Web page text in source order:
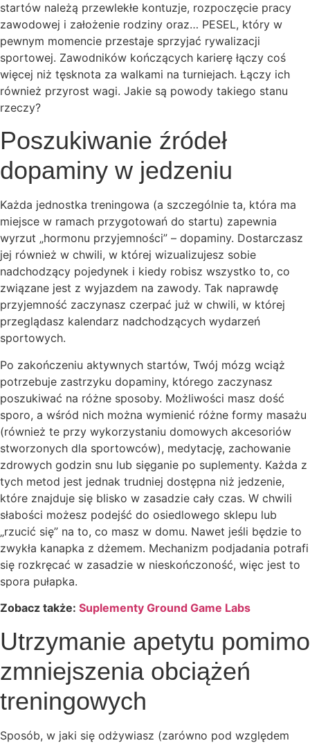
startów należą przewlekłe kontuzje, rozpoczęcie pracy
zawodowej i założenie rodziny oraz… PESEL, który w
pewnym momencie przestaje sprzyjać rywalizacji
sportowej. Zawodników kończących karierę łączy coś
więcej niż tęsknota za walkami na turniejach. Łączy ich
również przyrost wagi. Jakie są powody takiego stanu
rzeczy?
Poszukiwanie źródeł
dopaminy w jedzeniu
Każda jednostka treningowa (a szczególnie ta, która ma
miejsce w ramach przygotowań do startu) zapewnia
wyrzut „hormonu przyjemności” – dopaminy. Dostarczasz
jej również w chwili, w której wizualizujesz sobie
nadchodzący pojedynek i kiedy robisz wszystko to, co
związane jest z wyjazdem na zawody. Tak naprawdę
przyjemność zaczynasz czerpać już w chwili, w której
przeglądasz kalendarz nadchodzących wydarzeń
sportowych.
Po zakończeniu aktywnych startów, Twój mózg wciąż
potrzebuje zastrzyku dopaminy, którego zaczynasz
poszukiwać na różne sposoby. Możliwości masz dość
sporo, a wśród nich można wymienić różne formy masażu
(również te przy wykorzystaniu domowych akcesoriów
stworzonych dla sportowców), medytację, zachowanie
zdrowych godzin snu lub sięganie po suplementy. Każda z
tych metod jest jednak trudniej dostępna niż jedzenie,
które znajduje się blisko w zasadzie cały czas. W chwili
słabości możesz podejść do osiedlowego sklepu lub
„rzucić się” na to, co masz w domu. Nawet jeśli będzie to
zwykła kanapka z dżemem. Mechanizm podjadania potrafi
się rozkręcać w zasadzie w nieskończoność, więc jest to
spora pułapka.
Zobacz także: Suplementy Ground Game Labs
Utrzymanie apetytu pomimo
zmniejszenia obciążeń
treningowych
Sposób, w jaki się odżywiasz (zarówno pod względem